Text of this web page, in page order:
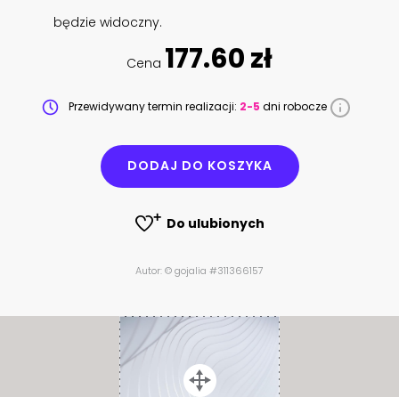
będzie widoczny.
Cena 177.60 zł
Przewidywany termin realizacji: 2-5 dni robocze
DODAJ DO KOSZYKA
Do ulubionych
Autor: © gojalia #311366157